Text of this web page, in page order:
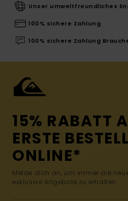
Unser umweltfreundliches
100% sichere Zahlung
100% sichere Zahlung
15% RABATT
ERSTE
ONLINE*
Melde dich an, um immer die
exklusive Angebote zu erhalten.